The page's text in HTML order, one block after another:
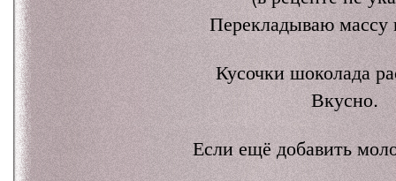
Перекладываю массу
Кусочки шоколада
Вкусно.
Если ещё добавить